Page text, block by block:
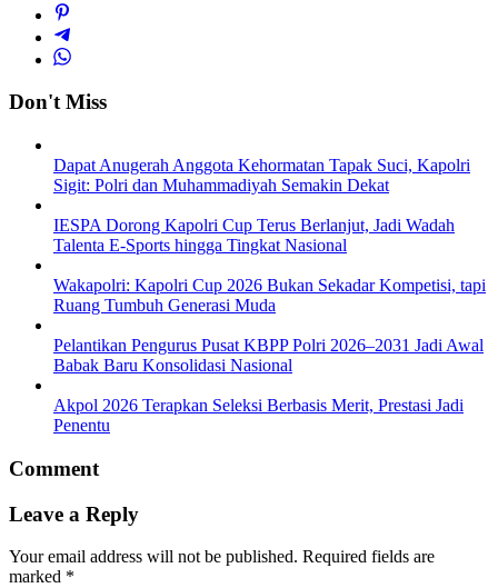
Don't Miss
Dapat Anugerah Anggota Kehormatan Tapak Suci, Kapolri
Sigit: Polri dan Muhammadiyah Semakin Dekat
IESPA Dorong Kapolri Cup Terus Berlanjut, Jadi Wadah
Talenta E-Sports hingga Tingkat Nasional
Wakapolri: Kapolri Cup 2026 Bukan Sekadar Kompetisi, tapi
Ruang Tumbuh Generasi Muda
Pelantikan Pengurus Pusat KBPP Polri 2026–2031 Jadi Awal
Babak Baru Konsolidasi Nasional
Akpol 2026 Terapkan Seleksi Berbasis Merit, Prestasi Jadi
Penentu
Comment
Leave a Reply
Your email address will not be published. Required fields are
marked *